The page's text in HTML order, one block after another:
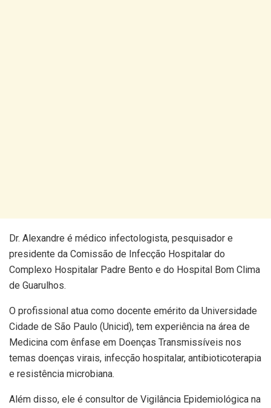
Dr. Alexandre é médico infectologista, pesquisador e
presidente da Comissão de Infecção Hospitalar do
Complexo Hospitalar Padre Bento e do Hospital Bom Clima
de Guarulhos.
O profissional atua como docente emérito da Universidade
Cidade de São Paulo (Unicid), tem experiência na área de
Medicina com ênfase em Doenças Transmissíveis nos
temas doenças virais, infecção hospitalar, antibioticoterapia
e resistência microbiana.
Além disso, ele é consultor de Vigilância Epidemiológica na